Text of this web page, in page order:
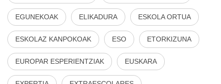
EGUNEKOAK ELIKADURA ESKOLA ORTUA
ESKOLAZ KANPOKOAK ESO ETORKIZUNA
EUROPAR ESPERIENTZIAK EUSKARA